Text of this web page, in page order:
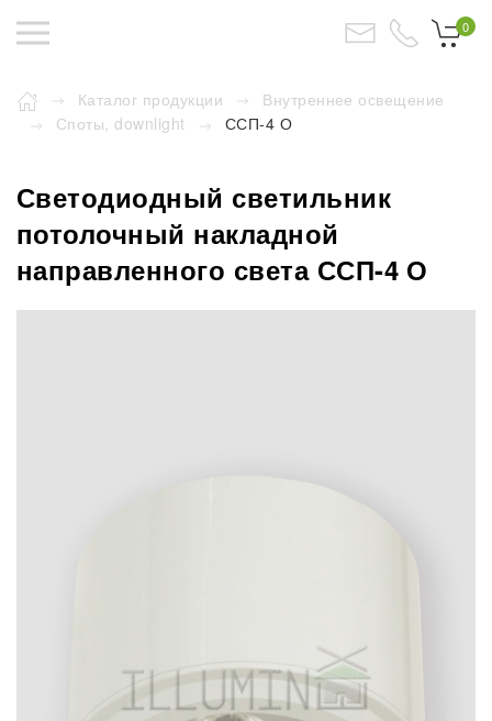
0
Каталог продукции
Внутреннее освещение
Споты, downlight
ССП-4 О
Светодиодный светильник
потолочный накладной
направленного света ССП-4 О